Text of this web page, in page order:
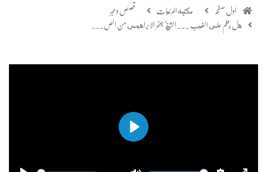
اول صفحہ مكتبة المرئيات قصص وعبر
هل يعلم علي الغيب ... الشيخ جعفر الابراهيمي من الص...
Play